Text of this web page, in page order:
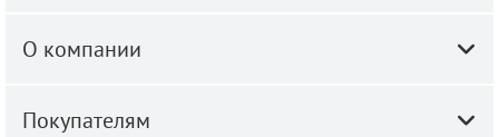
О компании
Покупателям